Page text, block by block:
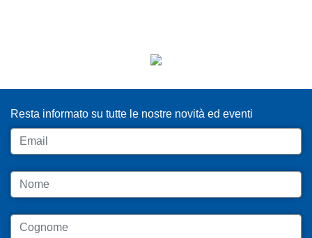
Resta informato su tutte le nostre novità ed eventi
Email
Nome
Cognome